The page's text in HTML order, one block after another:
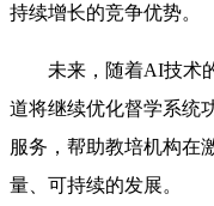
持续增长的竞争优势。
未来，随着AI技术
道将继续优化督学系统
服务，帮助教培机构在
量、可持续的发展。